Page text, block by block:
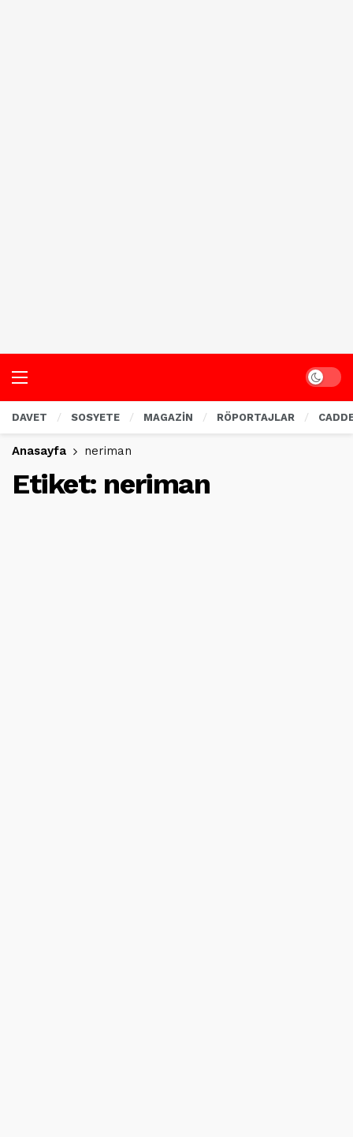
Dark
DAVET SOSYETE MAGAZİN RÖPORTAJLAR
Anasayfa neriman
Etiket: neriman